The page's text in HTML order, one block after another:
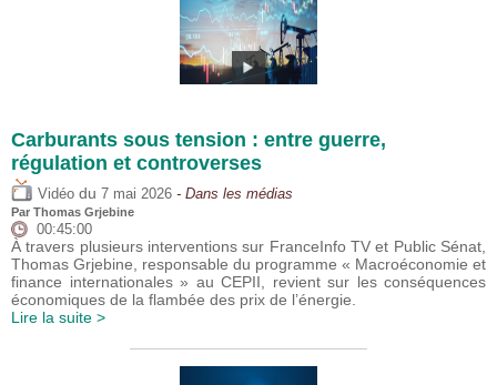
Carburants sous tension : entre guerre,
régulation et controverses
Vidéo du 7 mai 2026 - Dans les médias
Par Thomas Grjebine
00:45:00
À travers plusieurs interventions sur FranceInfo TV et Public Sénat,
Thomas Grjebine, responsable du programme « Macroéconomie et
finance internationales » au CEPII, revient sur les conséquences
économiques de la flambée des prix de l’énergie.
Lire la suite >